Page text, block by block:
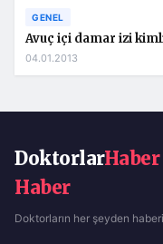
GENEL
Avuç içi damar izi
04.01.2013
Doktorlar
Haber
Doktorların her şeyden